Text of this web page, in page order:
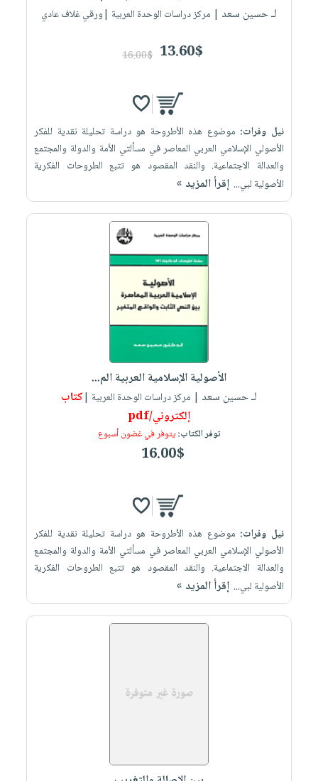
لـ حسين سعد | مركز دراسات الوحدة العربية |ورقي غلاف عادي
13.60$
16.00$
نيل وفرات: موضوع هذه الأطروحة هو دراسة تحليلة نقدية للفكر
الأصولي الإسلامي العربي المعاصر في مسألتي الأمة والدولة والمجتمع
والعدالة الاجتماعية. والنقد المقصود هو تتبع الطروحات الفكرية
الأصولية لبي... إقرأ المزيد »
الأصولية الإسلامية العربية الم...
لـ حسين سعد | مركز دراسات الوحدة العربية |كتاب
إلكتروني/pdf
توفر الكتاب:يتوفر في غضون أسبوع
16.00$
نيل وفرات: موضوع هذه الأطروحة هو دراسة تحليلة نقدية للفكر
الأصولي الإسلامي العربي المعاصر في مسألتي الأمة والدولة والمجتمع
والعدالة الاجتماعية. والنقد المقصود هو تتبع الطروحات الفكرية
الأصولية لبي... إقرأ المزيد »